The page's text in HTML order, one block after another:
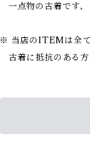
一点物の古着です、
※ 当店のITEMは全て
古着に抵抗のある方